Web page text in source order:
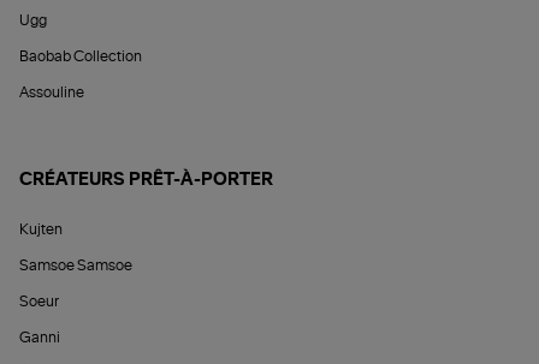
Ugg
Baobab Collection
Assouline
CRÉATEURS PRÊT-À-PORTER
Kujten
Samsoe Samsoe
Soeur
Ganni